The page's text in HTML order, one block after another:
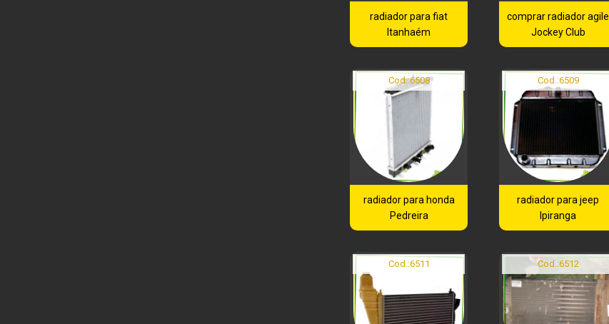
radiador para fiat
Itanhaém
comprar radiador agile
Jockey Club
Cod.:6508
radiador para honda
Pedreira
Cod.:6509
radiador para jeep
Ipiranga
Cod.:6511 Cod.:6512